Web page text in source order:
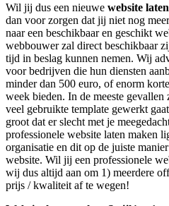
Wil jij dus een nieuwe website
dan voor zorgen dat jij niet nog
naar een beschikbaar en geschikt
webbouwer zal direct beschikbaar
tijd in beslag kunnen nemen. Wij
voor bedrijven die hun diensten
minder dan 500 euro, of enorm
week bieden. In de meeste gevallen
veel gebruikte template gewerkt
groot dat er slecht met je
professionele website laten maken
organisatie en dit op de juiste
website. Wil jij een professionele
wij dus altijd aan om 1) meerdere
prijs / kwaliteit af te wegen!